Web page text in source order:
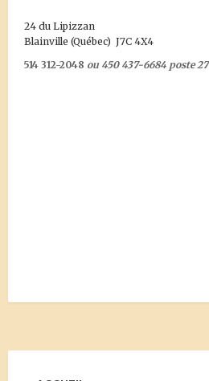
24 du Lipizzan
Blainville (Québec) J7C 4X4
514 312-2048 ou 450 437-6684 poste 27